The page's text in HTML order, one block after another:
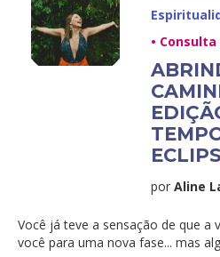
•
por Aline
Você já teve a sensação de que a
você para uma nova fase... mas